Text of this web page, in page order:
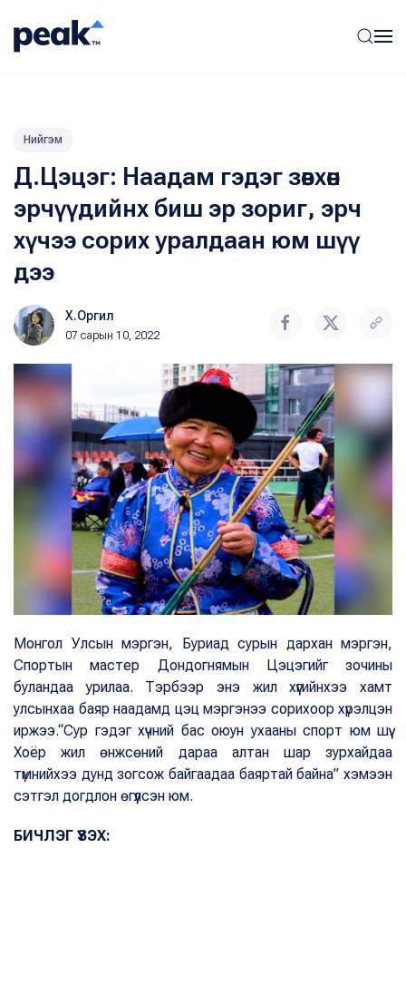
Нийгэм
Д.Цэцэг: Наадам гэдэг зөвхөн
эрчүүдийнх биш эр зориг, эрч
хүчээ сорих уралдаан юм шүү
дээ
Х.Оргил
07 сарын 10, 2022
Монгол Улсын мэргэн, Буриад сурын дархан мэргэн,
Спортын мастер Дондогнямын Цэцэгийг зочины
буландаа урилаа. Тэрбээр энэ жил хүүгийнхээ хамт
улсынхаа баяр наадамд цэц мэргэнээ сорихоор хүрэлцэн
иржээ.“Сур гэдэг хүчний бас оюун ухааны спорт юм шүү.
Хоёр жил өнжсөний дараа алтан шар зурхайдаа
түмнийхээ дунд зогсож байгаадаа баяртай байна” хэмээн
сэтгэл догдлон өгүүлсэн юм.
БИЧЛЭГ ҮЗЭХ: